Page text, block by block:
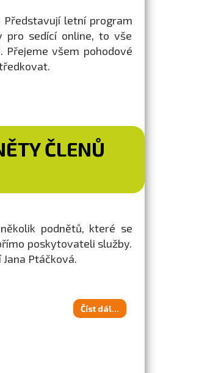
Představují letní program
pro sedící online, to vše
Přejeme všem pohodové
ČLENŮ
podnětů, které se
poskytovateli služby.
Ptáčková.
Číst dál...